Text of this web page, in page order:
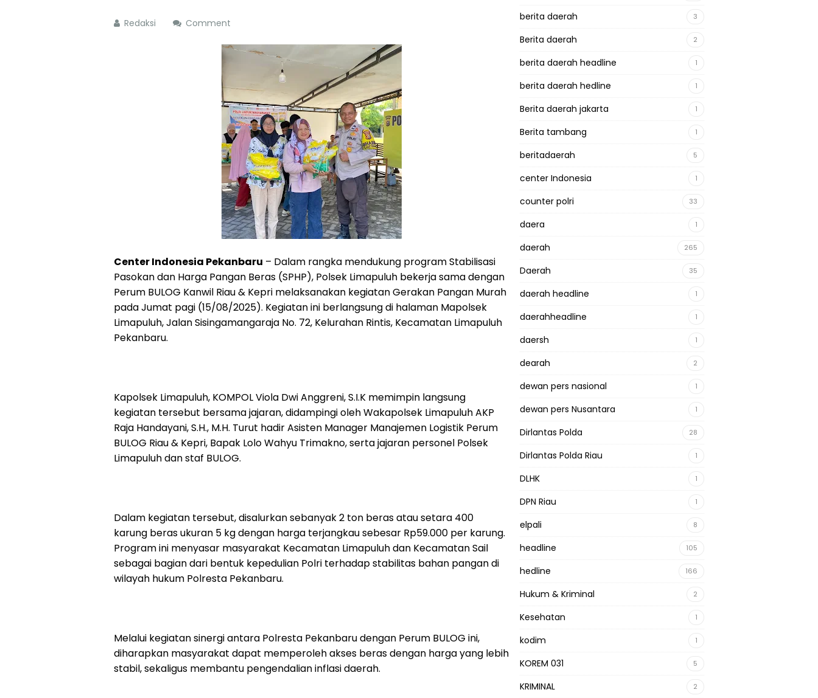
Redaksi Comment
Center Indonesia Pekanbaru – Dalam rangka mendukung program Stabilisasi
Pasokan dan Harga Pangan Beras (SPHP), Polsek Limapuluh bekerja sama dengan
Perum BULOG Kanwil Riau & Kepri melaksanakan kegiatan Gerakan Pangan Murah
pada Jumat pagi (15/08/2025). Kegiatan ini berlangsung di halaman Mapolsek
Limapuluh, Jalan Sisingamangaraja No. 72, Kelurahan Rintis, Kecamatan Limapuluh
Pekanbaru.
Kapolsek Limapuluh, KOMPOL Viola Dwi Anggreni, S.I.K memimpin langsung
kegiatan tersebut bersama jajaran, didampingi oleh Wakapolsek Limapuluh AKP
Raja Handayani, S.H., M.H. Turut hadir Asisten Manager Manajemen Logistik Perum
BULOG Riau & Kepri, Bapak Lolo Wahyu Trimakno, serta jajaran personel Polsek
Limapuluh dan staf BULOG.
Dalam kegiatan tersebut, disalurkan sebanyak 2 ton beras atau setara 400
karung beras ukuran 5 kg dengan harga terjangkau sebesar Rp59.000 per karung.
Program ini menyasar masyarakat Kecamatan Limapuluh dan Kecamatan Sail
sebagai bagian dari bentuk kepedulian Polri terhadap stabilitas bahan pangan di
wilayah hukum Polresta Pekanbaru.
Melalui kegiatan sinergi antara Polresta Pekanbaru dengan Perum BULOG ini,
diharapkan masyarakat dapat memperoleh akses beras dengan harga yang lebih
stabil, sekaligus membantu pengendalian inflasi daerah.
berita daerah 3
Berita daerah 2
berita daerah headline 1
berita daerah hedline 1
Berita daerah jakarta 1
Berita tambang 1
beritadaerah 5
center Indonesia 1
counter polri 33
daera 1
daerah 265
Daerah 35
daerah headline 1
daerahheadline 1
daersh 1
dearah 2
dewan pers nasional 1
dewan pers Nusantara 1
Dirlantas Polda 28
Dirlantas Polda Riau 1
DLHK 1
DPN Riau 1
elpali 8
headline 105
hedline 166
Hukum & Kriminal 2
Kesehatan 1
kodim 1
KOREM 031 5
KRIMINAL 2